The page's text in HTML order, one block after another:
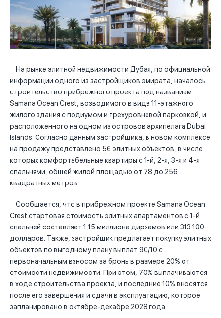
На рынке элитной недвижимости Дубая, по официальной
информации одного из застройщиков эмирата, началось
строительство прибрежного проекта под названием
Samana Ocean Crest, возводимого в виде 11-этажного
жилого здания с подиумом и трехуровневой парковкой, и
расположенного на одном из островов архипелага Dubai
Islands. Согласно данным застройщика, в новом комплексе
на продажу представлено 56 элитных объектов, в числе
которых комфортабельные квартиры с 1-й, 2-я, 3-я и 4-я
спальнями, общей жилой площадью от 78 до 256
квадратных метров.
Сообщается, что в прибрежном проекте Samana Ocean
Crest стартовая стоимость элитных апартаментов с 1-й
спальней составляет 1,15 миллиона дирхамов или 313 100
долларов. Также, застройщик предлагает покупку элитных
объектов по выгодному плану выплат 90/10 с
первоначальным взносом за бронь в размере 20% от
стоимости недвижимости. При этом, 70% выплачиваются
в ходе строительства проекта, и последние 10% вносятся
после его завершения и сдачи в эксплуатацию, которое
запланировано в октябре-декабре 2028 года.